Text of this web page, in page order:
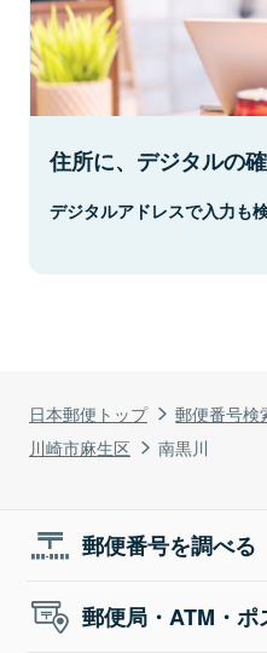
日本郵便トップ 郵便番号検
川崎市麻生区
南黒川
住所に、デジタルの確
デジタルアドレスで入力も
郵便番号を調べる
郵便局・ATM・